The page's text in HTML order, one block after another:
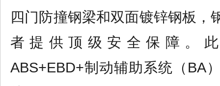
四门防撞钢梁和双面镀锌钢板，
者提供顶级安全保障。
ABS+EBD+制动辅助系统（BA